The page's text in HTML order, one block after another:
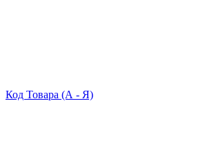
Код Товара (А - Я)